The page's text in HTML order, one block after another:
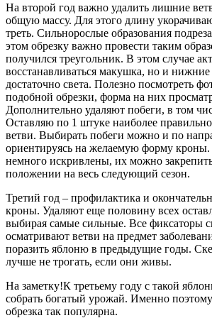
На второй год важно удалить лишние
общую массу. Для этого длину
треть. Сильнорослые образования
этом обрезку важно провести таким
получился треугольник. В этом случае
восстанавливаться макушка, но и
достаточно света. Полезно посмотреть
подобной обрезки, форма на них
Дополнительно удаляют побеги, в том
Оставляю по 1 штуке наиболее
ветви. Выбирать побеги можно и по
ориентируясь на желаемую форму кроны.
немного искривлены, их можно
положении на весь следующий сезон.
Третий год – профилактика и
кроны. Удаляют еще половину всех
выбирая самые сильные. Все фиксаторы
осматривают ветви на предмет
поразить яблоню в предыдущие годы.
лучше не трогать, если они живы.
На заметку!К третьему году с такой
собрать богатый урожай. Именно
обрезка так популярна.